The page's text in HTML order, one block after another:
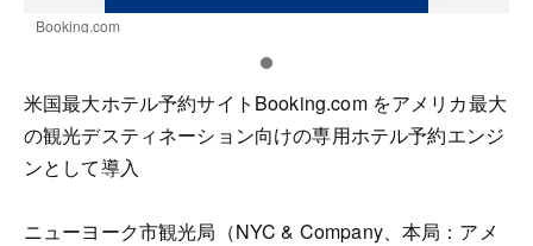
Booking.com
米国最大ホテル予約サイトBooking.com をアメリカ最大
の観光デスティネーション向けの専用ホテル予約エンジ
ンとして導入
ニューヨーク市観光局（NYC & Company、本局：アメ